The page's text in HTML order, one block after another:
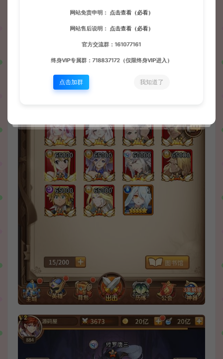
网站免责申明： 点击查看（必看）
网站售后说明： 点击查看（必看）
官方交流群：161077161
终身VIP专属群：718837172（仅限终身VIP进入）
点击加群 我知道了